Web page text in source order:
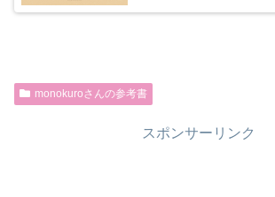
monokuroさんの参考書
スポンサーリンク